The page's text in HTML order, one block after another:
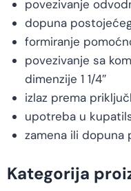
povezivanje
dopuna
formiranje
povezivanje sa
dimenzije 1 1/4″
izlaz prema
upotreba u
zamena ili dopuna
Kategorija